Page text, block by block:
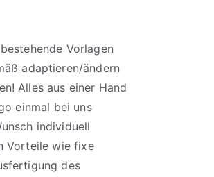
Vorlagen
adaptieren/ändern
Alles aus einer Hand
einmal bei uns
individuell
Vorteile wie fixe
des